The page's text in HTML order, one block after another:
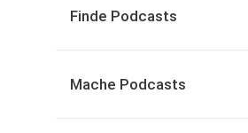
Finde Podcasts
Mache Podcasts